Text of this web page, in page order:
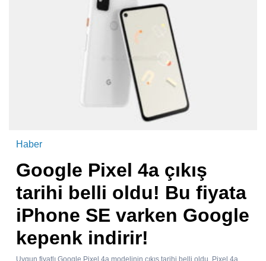
Haber
Google Pixel 4a çıkış
tarihi belli oldu! Bu fiyata
iPhone SE varken Google
kepenk indirir!